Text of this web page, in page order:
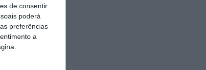
de consentir
poderá
preferências
a